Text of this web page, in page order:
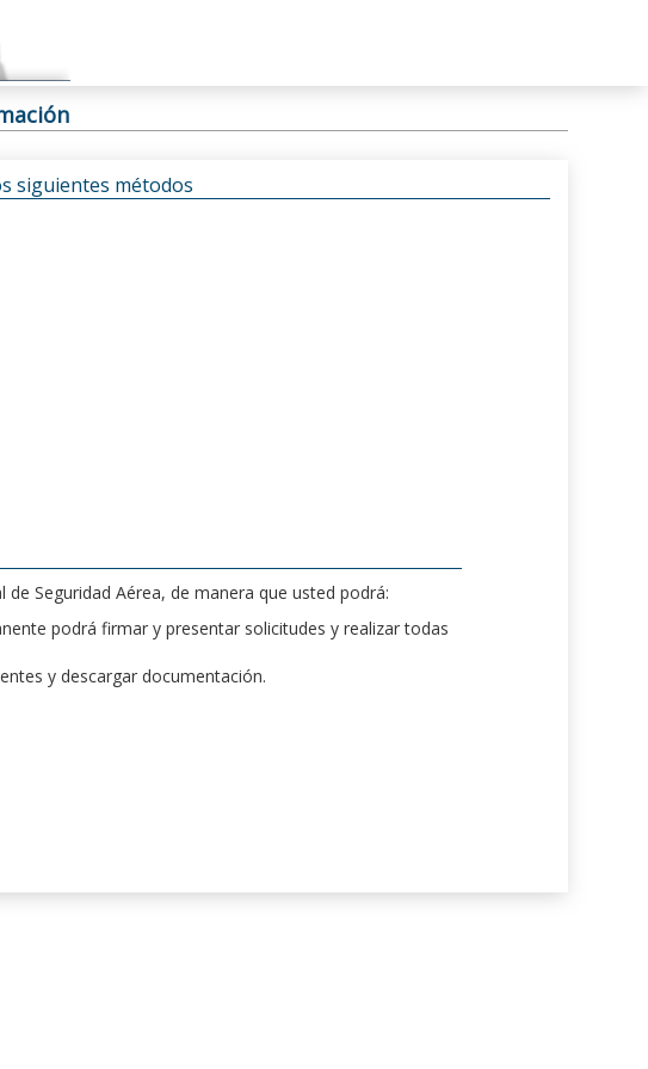
siguientes métodos
Seguridad Aérea, de manera que usted podrá:
podrá firmar y presentar solicitudes y realizar todas
y descargar documentación.